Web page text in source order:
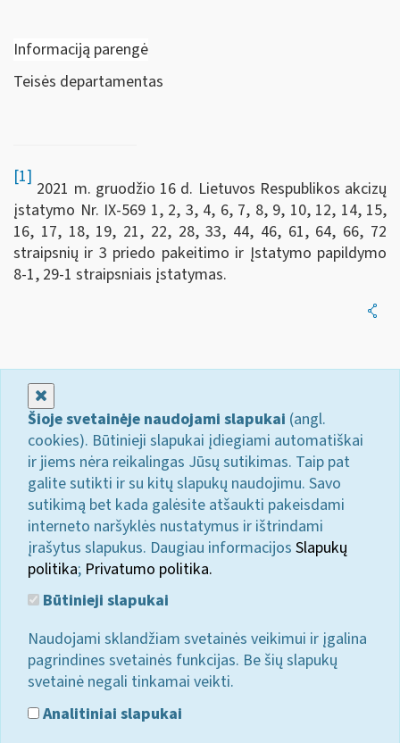
Informaciją parengė
Teisės departamentas
[1]
2021 m. gruodžio 16 d. Lietuvos Respublikos akcizų
įstatymo Nr. IX-569 1, 2, 3, 4, 6, 7, 8, 9, 10, 12, 14, 15,
16, 17, 18, 19, 21, 22, 28, 33, 44, 46, 61, 64, 66, 72
straipsnių ir 3 priedo pakeitimo ir Įstatymo papildymo
8-1, 29-1 straipsniais įstatymas.
Šioje svetainėje naudojami slapukai (angl.
cookies). Būtinieji slapukai įdiegiami automatiškai
ir jiems nėra reikalingas Jūsų sutikimas. Taip pat
galite sutikti ir su kitų slapukų naudojimu. Savo
sutikimą bet kada galėsite atšaukti pakeisdami
interneto naršyklės nustatymus ir ištrindami
įrašytus slapukus. Daugiau informacijos Slapukų
politika; Privatumo politika.
Būtinieji slapukai
Naudojami sklandžiam svetainės veikimui ir įgalina
pagrindines svetainės funkcijas. Be šių slapukų
svetainė negali tinkamai veikti.
Analitiniai slapukai